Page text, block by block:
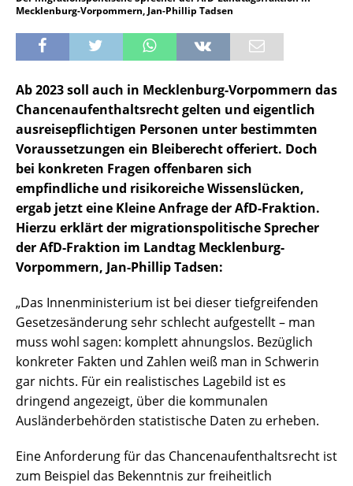
Mecklenburg-Vorpommern, Jan-Phillip Tadsen
Ab 2023 soll auch in Mecklenburg-Vorpommern das
Chancenaufenthaltsrecht gelten und eigentlich
ausreisepflichtigen Personen unter bestimmten
Voraussetzungen ein Bleiberecht offeriert. Doch
bei konkreten Fragen offenbaren sich
empfindliche und risikoreiche Wissenslücken,
ergab jetzt eine Kleine Anfrage der AfD-Fraktion.
Hierzu erklärt der migrationspolitische Sprecher
der AfD-Fraktion im Landtag Mecklenburg-
Vorpommern, Jan-Phillip Tadsen:
„Das Innenministerium ist bei dieser tiefgreifenden
Gesetzesänderung sehr schlecht aufgestellt – man
muss wohl sagen: komplett ahnungslos. Bezüglich
konkreter Fakten und Zahlen weiß man in Schwerin
gar nichts. Für ein realistisches Lagebild ist es
dringend angezeigt, über die kommunalen
Ausländerbehörden statistische Daten zu erheben.
Eine Anforderung für das Chancenaufenthaltsrecht ist
zum Beispiel das Bekenntnis zur freiheitlich